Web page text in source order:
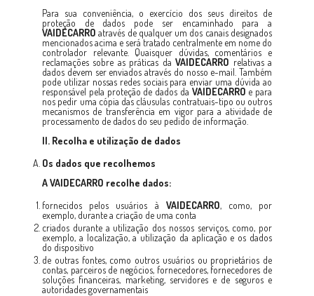
Para sua conveniência, o exercício dos seus direitos de
proteção de dados pode ser encaminhado para a
VAIDECARRO através de qualquer um dos canais designados
mencionados acima e será tratado centralmente em nome do
controlador relevante. Quaisquer dúvidas, comentários e
reclamações sobre as práticas daVAIDECARRO relativas a
dados devem ser enviados através do nosso e-mail. Também
pode utilizar nossas redes sociais para enviar uma dúvida ao
responsável pela proteção de dados da VAIDECARRO e para
nos pedir uma cópia das cláusulas contratuais-tipo ou outros
mecanismos de transferência em vigor para a atividade de
processamento de dados do seu pedido de informação.
II. Recolha e utilização de dados
Os dados que recolhemos
AVAIDECARRO recolhe dados:
fornecidos pelos usuários à VAIDECARRO, como, por
exemplo, durante a criação de uma conta
criados durante a utilização dos nossos serviços, como, por
exemplo, a localização, a utilização da aplicação e os dados
do dispositivo
de outras fontes, como outros usuários ou proprietários de
contas, parceiros de negócios, fornecedores, fornecedores de
soluções financeiras, marketing, servidores e de seguros e
autoridades governamentais